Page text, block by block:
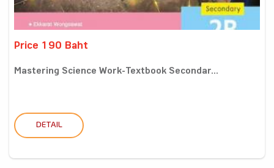
Price 190 Baht
Mastering Science Work-Textbook Secondar...
DETAIL